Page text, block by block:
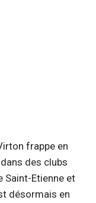
frappe en
des clubs
Saint-Etienne et
désormais en